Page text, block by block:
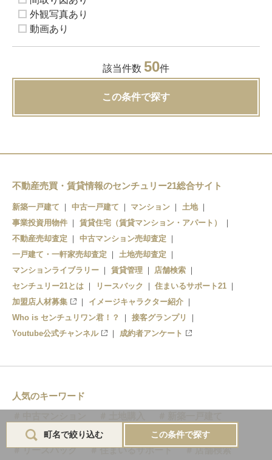
外観写真あり
動画あり
該当件数 50件
この条件で探す
町名で絞り込む この条件で探す
不動産売買・賃貸情報のセンチュリー21総合サイト
新築一戸建て 中古一戸建て マンション
土地
事業投資用物件
賃貸住宅（賃貸マンション・アパート）
不動産売却査定
中古マンション売却査定
一戸建て・一軒家売却査定
土地売却査定
マンションライブラリー
賃貸管理
店舗検索
センチュリー21とは
リースバック
住まいるサポート21
加盟店人材募集
イメージキャラクター紹介
Who is センチュリワン君！？
接客グランプリ
Youtube公式チャンネル
成約者アンケート
人気のキーワード
賃貸住宅
マンション売却・査定
賃貸管理
リースバック
住まいるサポート 店舗検索